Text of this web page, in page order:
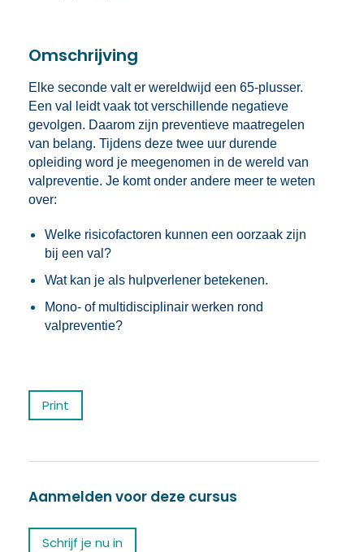
Omschrijving
Elke seconde valt er wereldwijd een 65-plusser.
Een val leidt vaak tot verschillende negatieve
gevolgen. Daarom zijn preventieve maatregelen
van belang. Tijdens deze twee uur durende
opleiding word je meegenomen in de wereld van
valpreventie. Je komt onder andere meer te weten
over:
Welke risicofactoren kunnen een oorzaak zijn
bij een val?
Wat kan je als hulpverlener betekenen.
Mono- of multidisciplinair werken rond
valpreventie?
Print
Aanmelden voor deze cursus
Schrijf je nu in